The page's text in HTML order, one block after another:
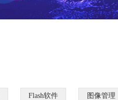
Flash软件 图像管理